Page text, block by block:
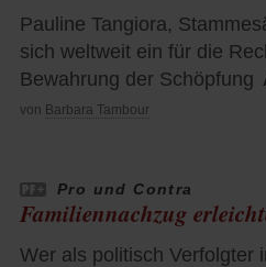
Pauline Tangiora,
sich weltweit ein für die
Bewahrung der Schöpfung
von Barbara Tambour
Pro und Contra
Familiennachzug
Wer als politisch Verfolgter